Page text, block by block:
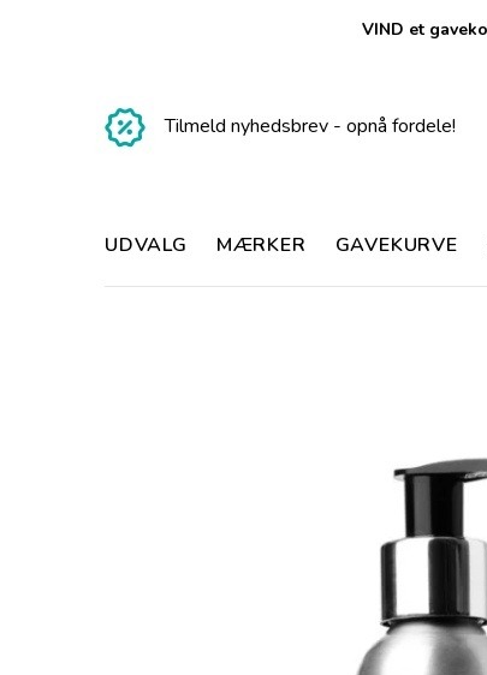
VIND et
Tilmeld nyhedsbrev - opnå fordele!
UDVALG MÆRKER GAVEKURVE